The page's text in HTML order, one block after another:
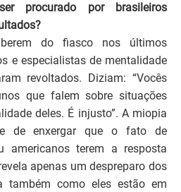
procurado por brasileiros
do fiasco nos últimos
e especialistas de mentalidade
revoltados. Diziam: “Vocês
que falem sobre situações
deles. É injusto”. A miopia
de enxergar que o fato de
americanos terem a resposta
apenas um despreparo dos
também como eles estão em